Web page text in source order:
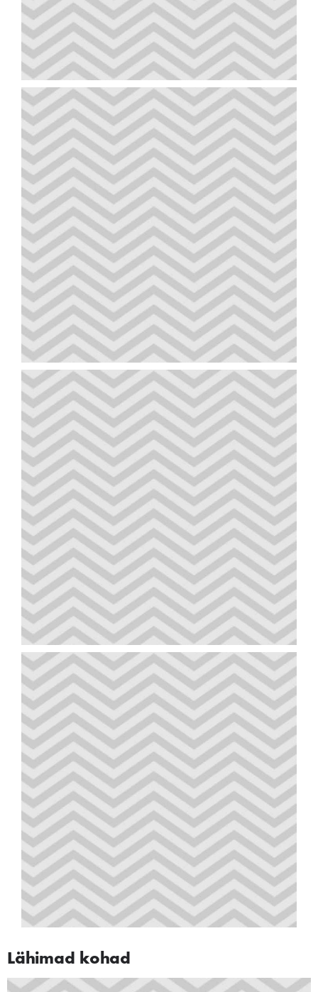
Lähimad kohad